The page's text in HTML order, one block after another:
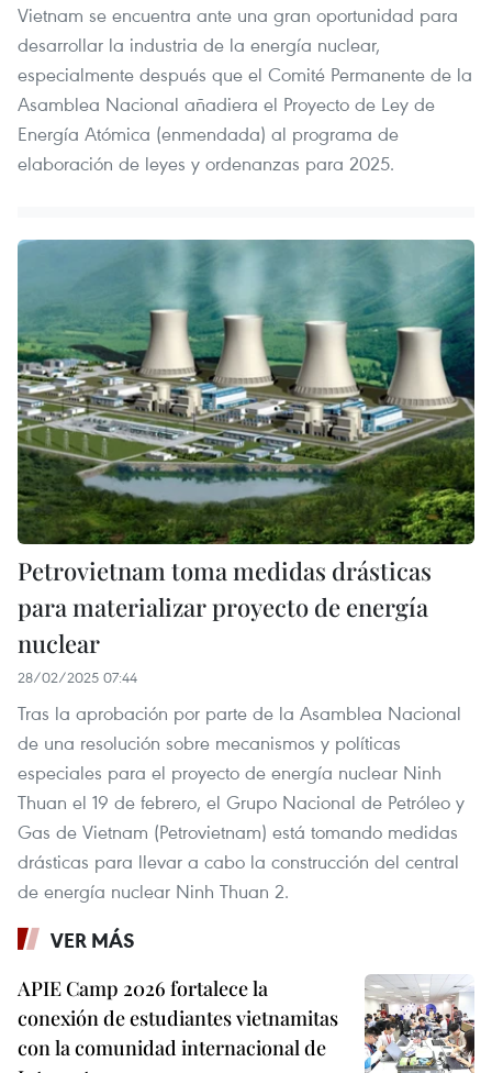
Vietnam se encuentra ante una gran oportunidad para
desarrollar la industria de la energía nuclear,
especialmente después que el Comité Permanente de la
Asamblea Nacional añadiera el Proyecto de Ley de
Energía Atómica (enmendada) al programa de
elaboración de leyes y ordenanzas para 2025.
Petrovietnam toma medidas drásticas
para materializar proyecto de energía
nuclear
28/02/2025 07:44
Tras la aprobación por parte de la Asamblea Nacional
de una resolución sobre mecanismos y políticas
especiales para el proyecto de energía nuclear Ninh
Thuan el 19 de febrero, el Grupo Nacional de Petróleo y
Gas de Vietnam (Petrovietnam) está tomando medidas
drásticas para llevar a cabo la construcción del central
de energía nuclear Ninh Thuan 2.
VER MÁS
APIE Camp 2026 fortalece la
conexión de estudiantes vietnamitas
con la comunidad internacional de